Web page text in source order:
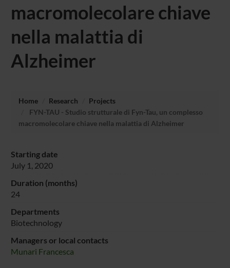
macromolecolare chiave
nella malattia di
Alzheimer
Home Research
Projects
FYN-TAU - Studio strutturale di Fyn-Tau, un complesso
macromolecolare chiave nella malattia di Alzheimer
Starting date
July 1, 2020
Duration (months)
24
Departments
Biotechnology
Managers or local contacts
Munari Francesca